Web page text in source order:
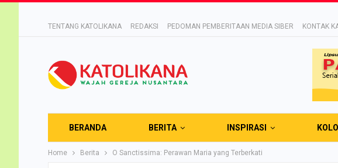
TENTANG KATOLIKANA
REDAKSI PEDOMAN PEMBERITAAN MEDIA SIBER KONTAK
BERANDA BERITA INSPIRASI
Home Berita O Sanctissima: Perawan Maria yang Terberkati